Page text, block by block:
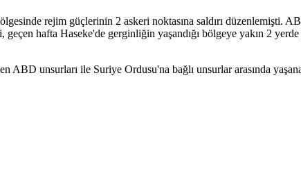
rejim güçlerinin 2 askeri noktasına saldırı düzenlemişti.
hafta Haseke'de gerginliğin yaşandığı bölgeye yakın 2
unsurları ile Suriye Ordusu'na bağlı unsurlar arasında yaşanan